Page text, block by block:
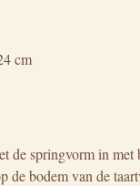
cm
de springvorm in
de bodem van de